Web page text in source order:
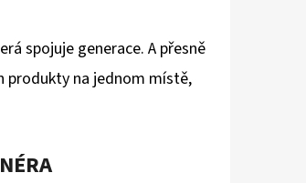
spojuje generace. A přesně
produkty na jednom místě,
Následující